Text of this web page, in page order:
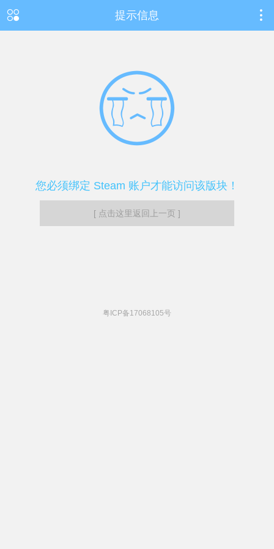
提示信息
您必须绑定 Steam 账户才能访问该版块！
[ 点击这里返回上一页 ]
粤ICP备17068105号